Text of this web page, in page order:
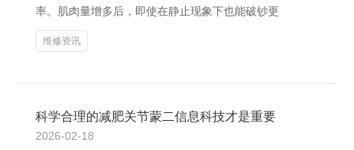
率。肌肉量增多后，即使在静止现象下也能破钞更
维修资讯
科学合理的减肥关节蒙二信息科技才是重要
2026-02-18